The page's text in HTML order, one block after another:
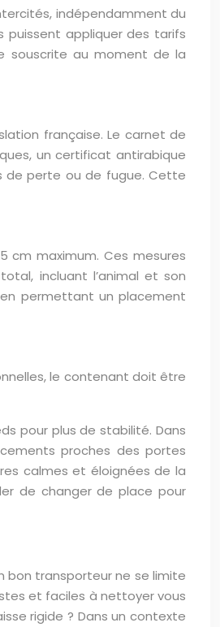
indépendamment du
puissent appliquer des tarifs
souscrite au moment de la
française. Le carnet de
un certificat antirabique
de perte ou de fugue. Cette
cm maximum. Ces mesures
incluant l’animal et son
permettant un placement
le contenant doit être
pour plus de stabilité. Dans
proches des portes
calmes et éloignées de la
de changer de place pour
bon transporteur ne se limite
et faciles à nettoyer vous
rigide ? Dans un contexte